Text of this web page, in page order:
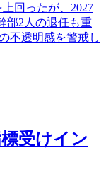
回ったが、2027
部2人の退任も重
不透明感を警戒し
受けイン